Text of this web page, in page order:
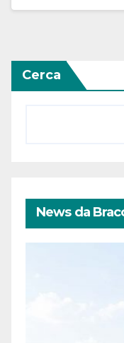
Cerca
News da